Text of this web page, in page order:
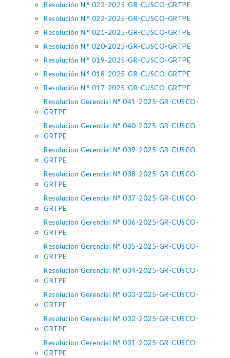
Resolución N.° 023-2025-GR-CUSCO-GRTPE
Resolución N.° 022-2025-GR-CUSCO-GRTPE
Resolución N.° 021-2025-GR-CUSCO-GRTPE
Resolución N.° 020-2025-GR-CUSCO-GRTPE
Resolución N.° 019-2025-GR-CUSCO-GRTPE
Resolución N.° 018-2025-GR-CUSCO-GRTPE
Resolución N.° 017-2025-GR-CUSCO-GRTPE
Resolucion Gerencial N° 041-2025-GR-CUSCO-
GRTPE
Resolucion Gerencial N° 040-2025-GR-CUSCO-
GRTPE
Resolucion Gerencial N° 039-2025-GR-CUSCO-
GRTPE
Resolucion Gerencial N° 038-2025-GR-CUSCO-
GRTPE
Resolucion Gerencial N° 037-2025-GR-CUSCO-
GRTPE
Resolucion Gerencial N° 036-2025-GR-CUSCO-
GRTPE
Resolucion Gerencial N° 035-2025-GR-CUSCO-
GRTPE
Resolucion Gerencial N° 034-2025-GR-CUSCO-
GRTPE
Resolucion Gerencial N° 033-2025-GR-CUSCO-
GRTPE
Resolucion Gerencial N° 032-2025-GR-CUSCO-
GRTPE
Resolucion Gerencial N° 031-2025-GR-CUSCO-
GRTPE